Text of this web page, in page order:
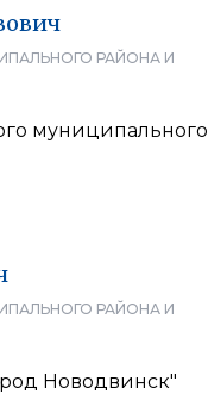
РАЙОНА И
муниципального
РАЙОНА И
Новодвинск"